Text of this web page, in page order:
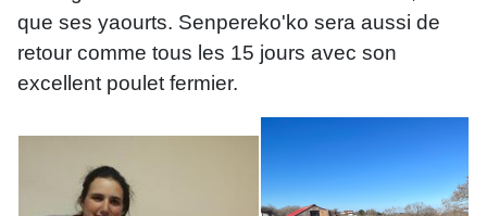
que ses yaourts. Senpereko'ko sera aussi de
retour comme tous les 15 jours avec son
excellent poulet fermier.